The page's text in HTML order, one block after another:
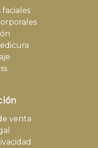
venta